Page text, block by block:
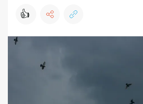
👍